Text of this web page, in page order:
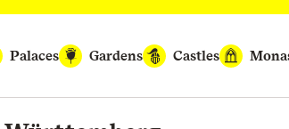
Palaces
Gardens Castles